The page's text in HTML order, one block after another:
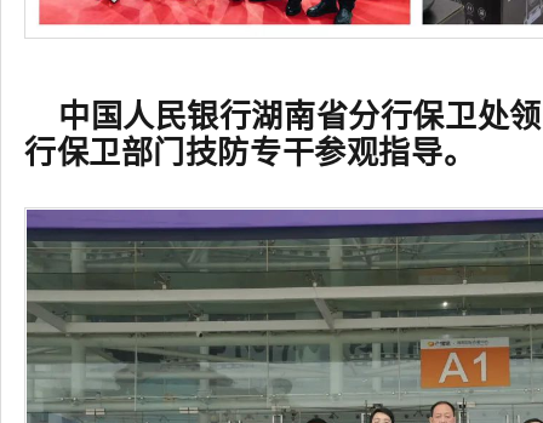
中国人民银行湖南省分行保卫处
行保卫部门技防专干参观指导。